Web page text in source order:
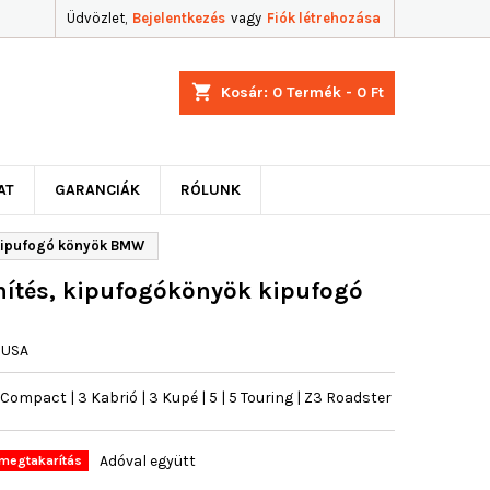
Üdvözlet, Bejelentkezés vagy Fiók létrehozása
shopping_cart Kosár: 0 Termék - 0 Ft
GARANCIÁK RÓLUNK
könyök BMW
kipufogókönyök kipufogó
| 3 Kabrió | 3 Kupé | 5 | 5 Touring | Z3 Roadster
Adóval együtt